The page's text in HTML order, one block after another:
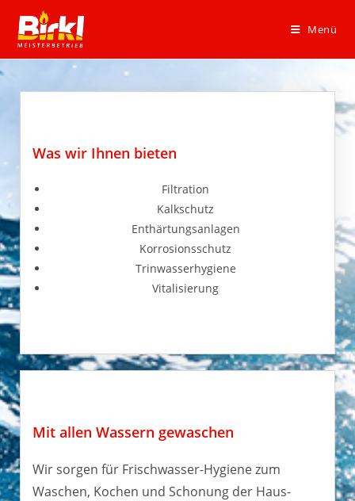
Menü
Was wir Ihnen bieten
Filtration
Kalkschutz
Enthärtungsanlagen
Korrosionsschutz
Trinwasserhygiene
Vitalisierung
Mit allen Wassern gewaschen
Wir sorgen für Frisch­wasser-Hygiene zum
Waschen, Kochen und Schonung der Haus­